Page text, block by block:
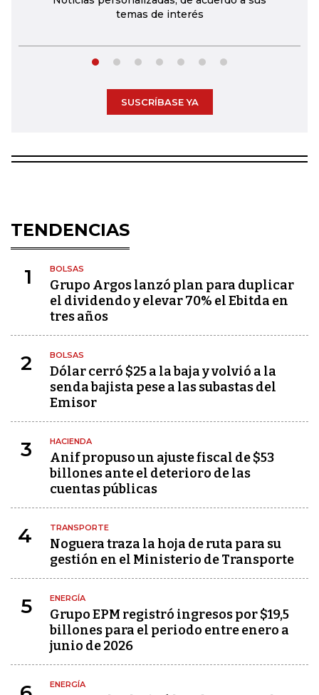
temas de interés
SUSCRÍBASE YA
TENDENCIAS
1 BOLSAS
Grupo Argos lanzó plan para duplicar
el dividendo y elevar 70% el Ebitda en
tres años
2 BOLSAS
Dólar cerró $25 a la baja y volvió a la
senda bajista pese a las subastas del
Emisor
3 HACIENDA
Anif propuso un ajuste fiscal de $53
billones ante el deterioro de las
cuentas públicas
4 TRANSPORTE
Noguera traza la hoja de ruta para su
gestión en el Ministerio de Transporte
5 ENERGÍA
Grupo EPM registró ingresos por $19,5
billones para el periodo entre enero a
junio de 2026
ENERGÍA